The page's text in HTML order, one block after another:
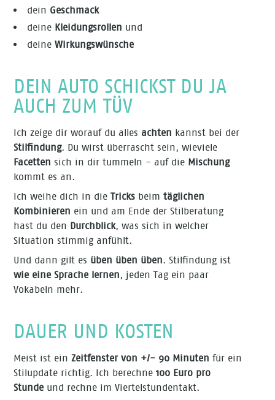
dein Geschmack
deine Kleidungsrollen und
deineWirkungswünsche
DEIN AUTO SCHICKST DU JA
AUCH ZUM TÜV
Ich zeige dir worauf du alles achten kannst bei der
Stilfindung. Du wirst überrascht sein, wieviele
Facetten sich in dir tummeln - auf die Mischung
kommt es an.
Ich weihe dich in dieTricks beimtäglichen
Kombinieren ein und am Ende der Stilberatung
hast du den Durchblick, was sich in welcher
Situation stimmig anfühlt.
Und dann gilt es üben üben üben. Stilfindung ist
wie eine Sprache lernen, jeden Tag ein paar
Vokabeln mehr.
DAUER UND KOSTEN
Meist ist einZeitfenster von +/- 90 Minuten für ein
Stilupdate richtig. Ich berechne100 Euro pro
Stunde und rechne im Viertelstundentakt.